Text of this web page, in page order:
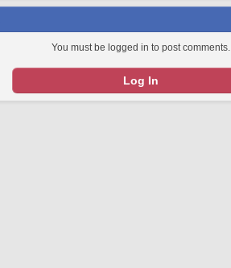
You must be logged in to post comments.
Log In